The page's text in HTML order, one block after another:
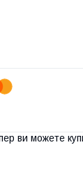
ви можете